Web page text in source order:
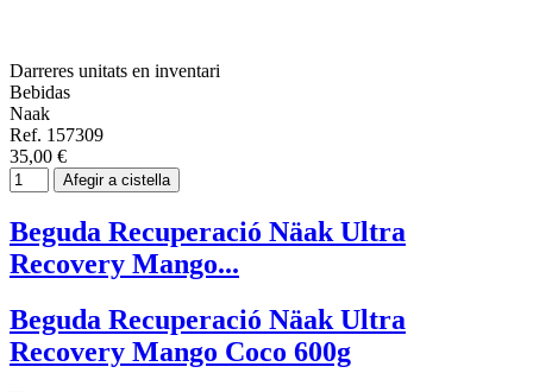
Darreres unitats en inventari
Bebidas
Naak
Ref. 157309
35,00 €
Afegir a cistella
Beguda Recuperació Näak Ultra
Recovery Mango...
Beguda Recuperació Näak Ultra
Recovery Mango Coco 600g